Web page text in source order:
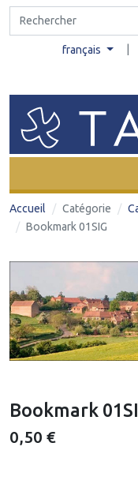
français
Accueil Catégorie
Bookmark 01SIG
Bookmark
0,50 €